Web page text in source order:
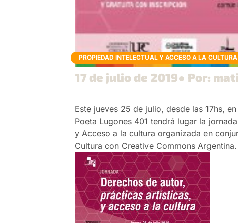
PROPIEDAD INTELECTUAL Y ACCESO A LA CULTURA
17 de julio de 2019● Por: mati
Este jueves 25 de julio, desde las 17hs,
Poeta Lugones 401 tendrá lugar la
y Acceso a la cultura organizada en
Cultura con Creative Commons Argentina.